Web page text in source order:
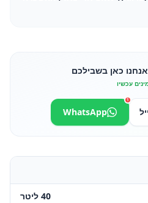
כאן בשבילכם
עכשיו
WhatsApp
1
40 ליטר